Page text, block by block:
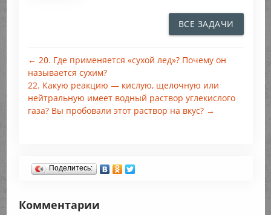
ВСЕ ЗАДАЧИ
← 20. Где применяется «сухой лед»? Почему он
называется сухим?
22. Какую реакцию — кислую, щелочную или
нейтральную имеет водный раствор углекислого
газа? Вы пробовали этот раствор на вкус? →
Поделитесь:
Комментарии